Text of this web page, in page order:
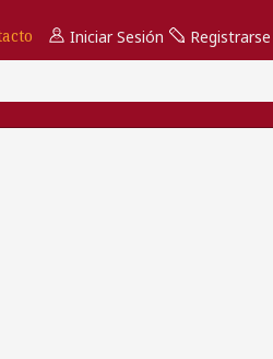
Iniciar Sesión Registrarse